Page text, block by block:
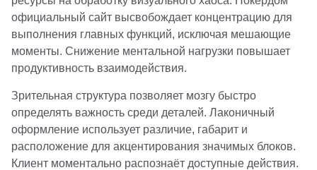
официальный сайт высвобождает концентрацию для
выполнения главных функций, исключая мешающие
моменты. Снижение ментальной нагрузки повышает
продуктивность взаимодействия.
Зрительная структура позволяет мозгу быстро
определять важность среди деталей. Лаконичный
оформление использует различие, габарит и
расположение для акцентирования значимых блоков.
Клиент моментально распознаёт доступные действия.